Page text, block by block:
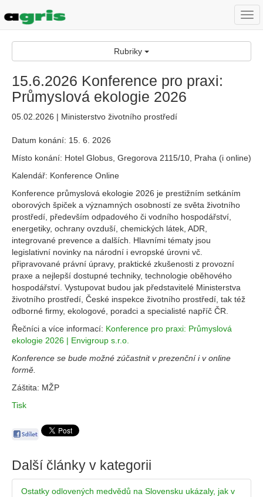
Rubriky
15.6.2026 Konference pro praxi:
Průmyslová ekologie 2026
05.02.2026 | Ministerstvo životního prostředí
Datum konání: 15. 6. 2026
Místo konání: Hotel Globus, Gregorova 2115/10, Praha (i online)
Kalendář: Konference Online
Konference průmyslová ekologie 2026 je prestižním setkáním
oborových špiček a významných osobností ze světa životního
prostředí, především odpadového či vodního hospodářství,
energetiky, ochrany ovzduší, chemických látek, ADR,
integrované prevence a dalších. Hlavními tématy jsou
legislativní novinky na národní i evropské úrovni vč.
připravované právní úpravy, praktické zkušenosti z provozní
praxe a nejlepší dostupné techniky, technologie oběhového
hospodářství. Vystupovat budou jak představitelé Ministerstva
životního prostředí, České inspekce životního prostředí, tak též
odborné firmy, ekologové, poradci a specialisté napříč ČR.
Řečníci a více informací: Konference pro praxi: Průmyslová
ekologie 2026 | Envigroup s.r.o.
Konference se bude možné zúčastnit v prezenční i v online
formě.
Záštita: MŽP
Tisk
Další články v kategorii
Ostatky odlovených medvědů na Slovensku ukázaly, jak v